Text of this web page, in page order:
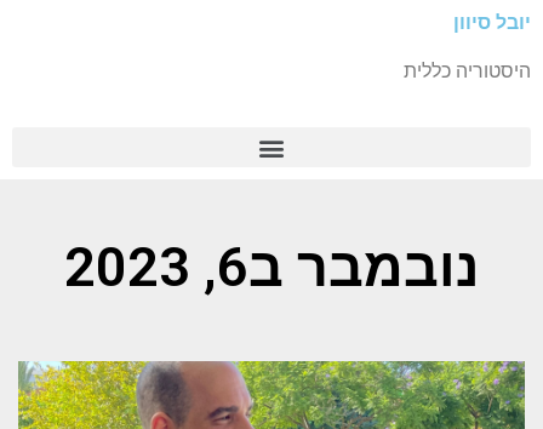
יובל סיוון
היסטוריה כללית
נובמבר ב6, 2023